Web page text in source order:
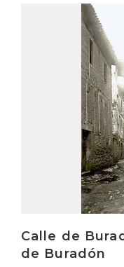
Calle de
de Buradón